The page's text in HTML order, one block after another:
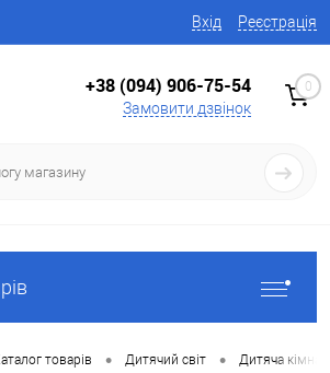
Вхід Реєстрація
+38 (094) 906-75-54
Замовити дзвінок
0
товарів • Дитячий світ • Дитяча